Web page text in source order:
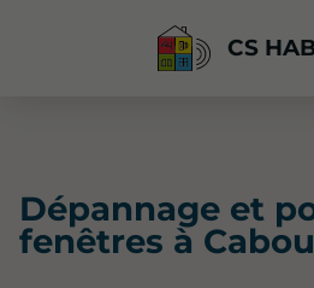
CS
Dépannage et
fenêtres à